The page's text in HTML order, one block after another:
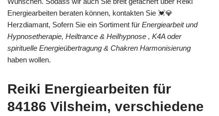
Energiearbeiten beraten können, kontakten Sie 💓️💎
Herzdiamant, Sofern Sie ein Sortiment für Energiearbeit und
Hypnosetherapie, Heiltrance & Heilhypnose , K4A oder
spirituelle Energieübertragung & Chakren Harmonisierung
haben wollen.
Reiki Energiearbeiten für
84186 Vilsheim, verschiedene